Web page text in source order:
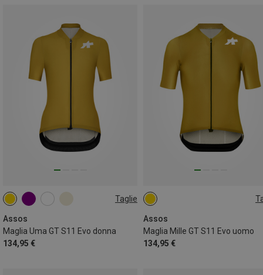
Taglie
Assos
Maglia Uma GT S11 Evo donna
134,95 €
S M L
Assos
Maglia Mille GT S11 Evo uomo
134,95 €
S